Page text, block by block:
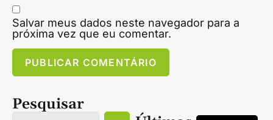
Salvar meus dados neste navegador para a
próxima vez que eu comentar.
Pesquisar